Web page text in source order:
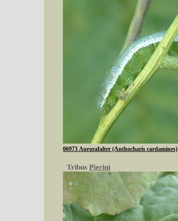
06973 Aurorafalter (Anthocharis cardamines)
Tribus Pierini